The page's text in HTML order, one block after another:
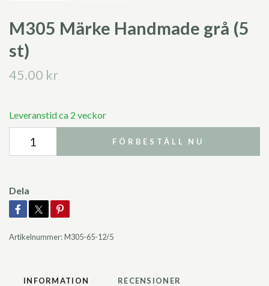
M305 Märke Handmade grå (5
st)
45.00 kr
Leveranstid ca 2 veckor
FÖRBESTÄLL NU
Dela
Artikelnummer:M305-65-12/5
INFORMATION RECENSIONER